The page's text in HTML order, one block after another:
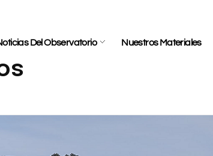
Del Observatorio Nuestros Materiales